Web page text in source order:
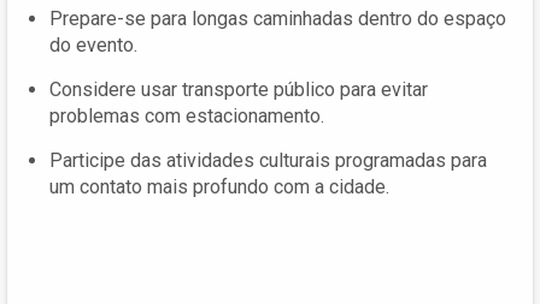
Prepare-se para longas caminhadas dentro do espaço
do evento.
Considere usar transporte público para evitar
problemas com estacionamento.
Participe das atividades culturais programadas para
um contato mais profundo com a cidade.